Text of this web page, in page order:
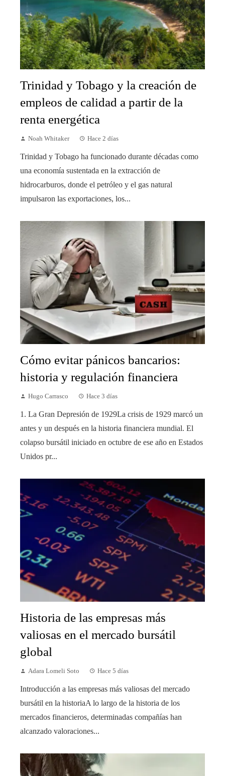
Trinidad y Tobago y la creación de
empleos de calidad a partir de la
renta energética
Noah Whitaker Hace 2 días
Trinidad y Tobago ha funcionado durante décadas como
una economía sustentada en la extracción de
hidrocarburos, donde el petróleo y el gas natural
impulsaron las exportaciones, los...
Cómo evitar pánicos bancarios:
historia y regulación financiera
Hugo Carrasco Hace 3 días
1. La Gran Depresión de 1929La crisis de 1929 marcó un
antes y un después en la historia financiera mundial. El
colapso bursátil iniciado en octubre de ese año en Estados
Unidos pr...
Historia de las empresas más
valiosas en el mercado bursátil
global
Adara Lomeli Soto Hace 5 días
Introducción a las empresas más valiosas del mercado
bursátil en la historiaA lo largo de la historia de los
mercados financieros, determinadas compañías han
alcanzado valoraciones...